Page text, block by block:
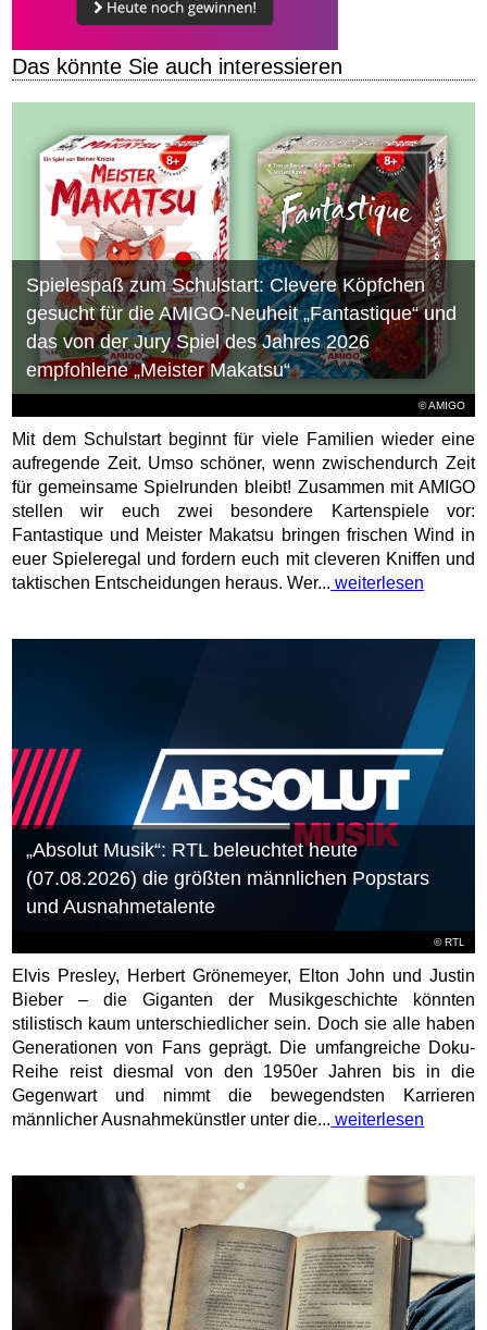
Das könnte Sie auch interessieren
© AMIGO
Spielespaß zum Schulstart: Clevere Köpfchen
gesucht für die AMIGO-Neuheit „Fantastique“ und
das von der Jury Spiel des Jahres 2026
empfohlene „Meister Makatsu“
Mit dem Schulstart beginnt für viele Familien wieder eine
aufregende Zeit. Umso schöner, wenn zwischendurch Zeit
für gemeinsame Spielrunden bleibt! Zusammen mit AMIGO
stellen wir euch zwei besondere Kartenspiele vor:
Fantastique und Meister Makatsu bringen frischen Wind in
euer Spieleregal und fordern euch mit cleveren Kniffen und
taktischen Entscheidungen heraus. Wer... weiterlesen
©RTL
„Absolut Musik“: RTL beleuchtet heute
(07.08.2026) die größten männlichen Popstars
und Ausnahmetalente
Elvis Presley, Herbert Grönemeyer, Elton John und Justin
Bieber – die Giganten der Musikgeschichte könnten
stilistisch kaum unterschiedlicher sein. Doch sie alle haben
Generationen von Fans geprägt. Die umfangreiche Doku-
Reihe reist diesmal von den 1950er Jahren bis in die
Gegenwart und nimmt die bewegendsten Karrieren
männlicher Ausnahmekünstler unter die... weiterlesen